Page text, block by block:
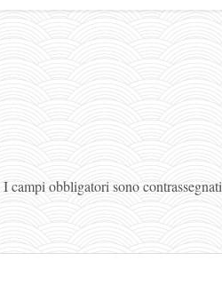
I campi obbligatori sono contrassegnati